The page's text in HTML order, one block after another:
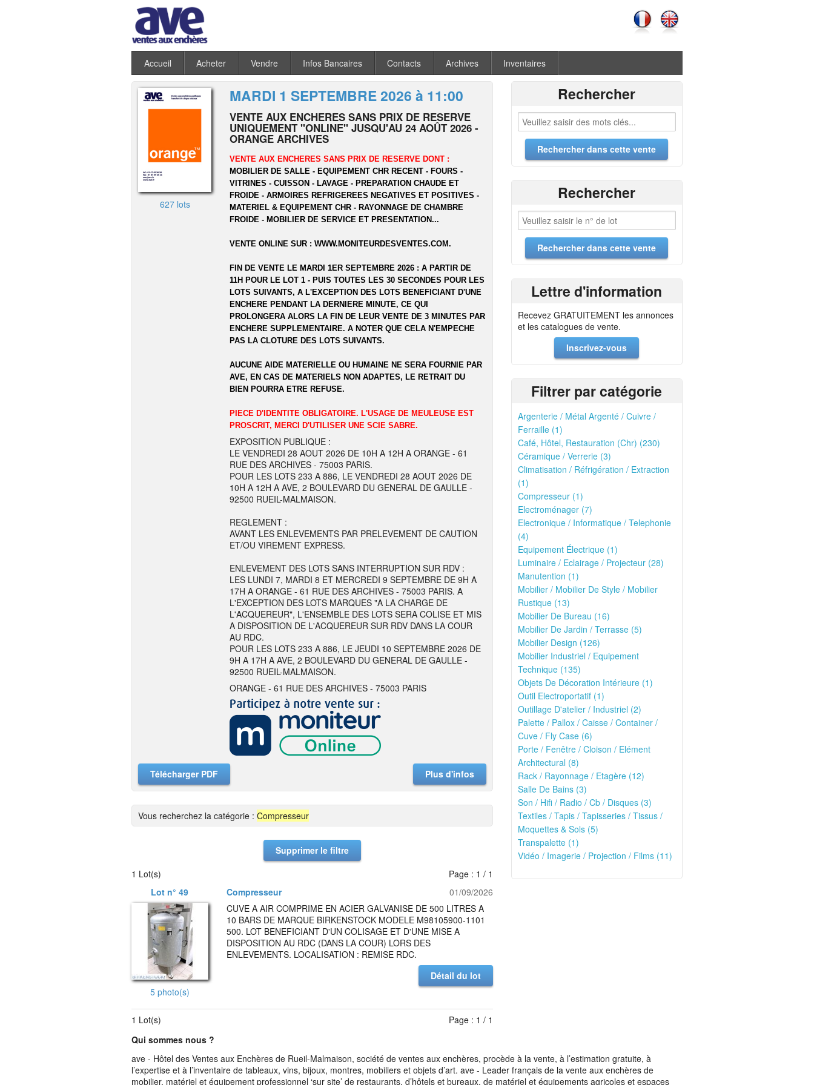
Accueil Acheter Vendre Infos Bancaires Contacts Archives Inventaires
627 lots
MARDI 1 SEPTEMBRE 2026 à 11:00
VENTE AUX ENCHERES SANS PRIX DE RESERVE
UNIQUEMENT "ONLINE" JUSQU'AU 24 AOÛT 2026 -
ORANGE ARCHIVES
VENTE AUX ENCHERES SANS PRIX DE RESERVE DONT :
MOBILIER DE SALLE - EQUIPEMENT CHR RECENT - FOURS -
VITRINES - CUISSON - LAVAGE - PREPARATION CHAUDE ET
FROIDE - ARMOIRES REFRIGEREES NEGATIVES ET POSITIVES -
MATERIEL & EQUIPEMENT CHR - RAYONNAGE DE CHAMBRE
FROIDE - MOBILIER DE SERVICE ET PRESENTATION...
VENTE ONLINE SUR :WWW.MONITEURDESVENTES.COM.
FIN DE VENTE LE MARDI 1ER SEPTEMBRE 2026 : A PARTIR DE
11H POUR LE LOT 1 - PUIS TOUTES LES 30 SECONDES POUR LES
LOTS SUIVANTS, A L'EXCEPTION DES LOTS BENEFICIANT D'UNE
ENCHERE PENDANT LA DERNIERE MINUTE, CE QUI
PROLONGERA ALORS LA FIN DE LEUR VENTE DE 3 MINUTES PAR
ENCHERE SUPPLEMENTAIRE. A NOTER QUE CELA N'EMPECHE
PAS LA CLOTURE DES LOTS SUIVANTS.
AUCUNE AIDE MATERIELLE OU HUMAINE NE SERA FOURNIE PAR
AVE, EN CAS DE MATERIELS NON ADAPTES, LE RETRAIT DU
BIEN POURRA ETRE REFUSE.
PIECE D'IDENTITE OBLIGATOIRE. L'USAGE DE MEULEUSE EST
PROSCRIT, MERCI D'UTILISER UNE SCIE SABRE.
EXPOSITION PUBLIQUE :
LE VENDREDI 28 AOUT 2026 DE 10H A 12H A ORANGE - 61
RUE DES ARCHIVES - 75003 PARIS.
POUR LES LOTS 233 A 886, LE VENDREDI 28 AOUT 2026 DE
10H A 12H A AVE, 2 BOULEVARD DU GENERAL DE GAULLE -
92500 RUEIL-MALMAISON.
REGLEMENT :
AVANT LES ENLEVEMENTS PAR PRELEVEMENT DE CAUTION
ET/OU VIREMENT EXPRESS.
ENLEVEMENT DES LOTS SANS INTERRUPTION SUR RDV :
LES LUNDI 7, MARDI 8 ET MERCREDI 9 SEPTEMBRE DE 9H A
17H A ORANGE - 61 RUE DES ARCHIVES - 75003 PARIS. A
L'EXCEPTION DES LOTS MARQUES "A LA CHARGE DE
L'ACQUEREUR", L'ENSEMBLE DES LOTS SERA COLISE ET MIS
A DISPOSITION DE L'ACQUEREUR SUR RDV DANS LA COUR
AU RDC.
POUR LES LOTS 233 A 886, LE JEUDI 10 SEPTEMBRE 2026 DE
9H A 17H A AVE, 2 BOULEVARD DU GENERAL DE GAULLE -
92500 RUEIL-MALMAISON.
ORANGE - 61 RUE DES ARCHIVES - 75003 PARIS
Télécharger PDF Plus d'infos
Vous recherchez la catégorie : Compresseur
Supprimer le filtre
1 Lot(s)
Page : 1 / 1
Lot n° 49
Compresseur 01/09/2026
5 photo(s)
CUVE A AIR COMPRIME EN ACIER GALVANISE DE 500 LITRES A
10 BARS DE MARQUE BIRKENSTOCK MODELE M98105900-1101
500. LOT BENEFICIANT D'UN COLISAGE ET D'UNE MISE A
DISPOSITION AU RDC (DANS LA COUR) LORS DES
ENLEVEMENTS. LOCALISATION : REMISE RDC.
Détail du lot
1 Lot(s) Page : 1 / 1
Rechercher
Rechercher
Lettre d'information
Recevez GRATUITEMENT les annonces
et les catalogues de vente.
Inscrivez-vous
Filtrer par catégorie
Argenterie / Métal Argenté / Cuivre /
Ferraille (1)
Café, Hôtel, Restauration (Chr) (230)
Céramique / Verrerie (3)
Climatisation / Réfrigération / Extraction
(1)
Compresseur (1)
Electroménager (7)
Electronique / Informatique / Telephonie
(4)
Equipement Électrique (1)
Luminaire / Eclairage / Projecteur (28)
Manutention (1)
Mobilier / Mobilier De Style / Mobilier
Rustique (13)
Mobilier De Bureau (16)
Mobilier De Jardin / Terrasse (5)
Mobilier Design (126)
Mobilier Industriel / Equipement
Technique (135)
Objets De Décoration Intérieure (1)
Outil Electroportatif (1)
Outillage D'atelier / Industriel (2)
Palette / Pallox / Caisse / Container /
Cuve / Fly Case (6)
Porte / Fenêtre / Cloison / Elément
Architectural (8)
Rack / Rayonnage / Etagère (12)
Salle De Bains (3)
Son / Hifi / Radio / Cb / Disques (3)
Textiles / Tapis / Tapisseries / Tissus /
Moquettes & Sols (5)
Transpalette (1)
Vidéo / Imagerie / Projection / Films (11)
Qui sommes nous ?
ave - Hôtel des Ventes aux Enchères de Rueil-Malmaison, société de ventes aux enchères, procède à la vente, à l’estimation gratuite, à
l’expertise et à l’inventaire de tableaux, vins, bijoux, montres, mobiliers et objets d’art. ave - Leader français de la vente aux enchères de
mobilier, matériel et équipement professionnel ‘sur site’ de restaurants, d’hôtels et bureaux, de matériel et équipements agricoles et espaces